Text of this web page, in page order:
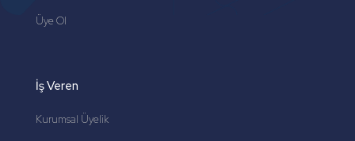
Üye Ol
İş Veren
Kurumsal Üyelik